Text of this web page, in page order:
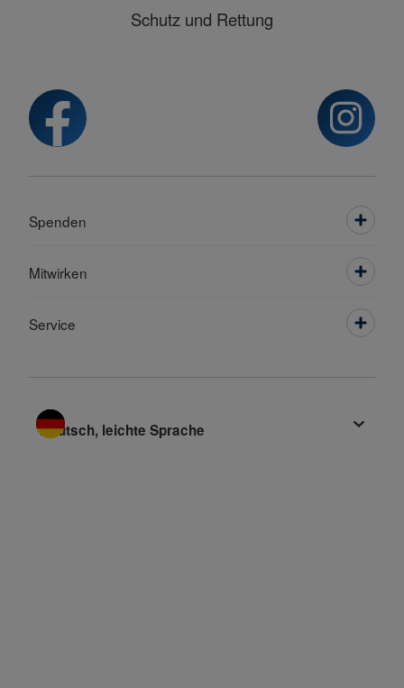
Schutz und Rettung
Spenden
Mitwirken
Service
Sprache wechseln zu